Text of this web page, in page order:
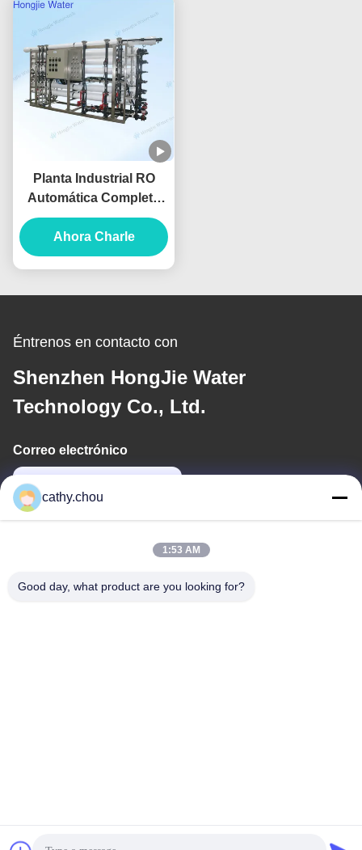
Planta Industrial RO
Automática Completa
50m3/H Sistema de
Filtración de Agua por
Ósmosis Inversa
Ahora Charle
Éntrenos en contacto con
Shenzhen HongJie Water
Technology Co., Ltd.
Correo electrónico
Copyright -2026 Shenzhen HongJie Water Technology Co., Ltd. .
cathy.chou
1:53 AM
Good day, what product are you looking for?